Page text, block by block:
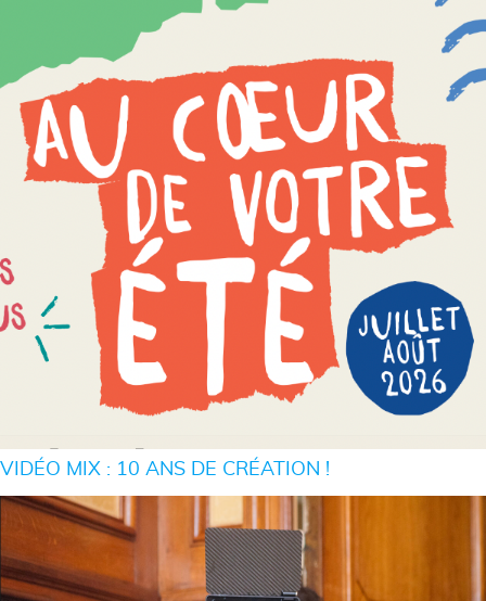
VIDÉO MIX : 10 ANS DE CRÉATION !